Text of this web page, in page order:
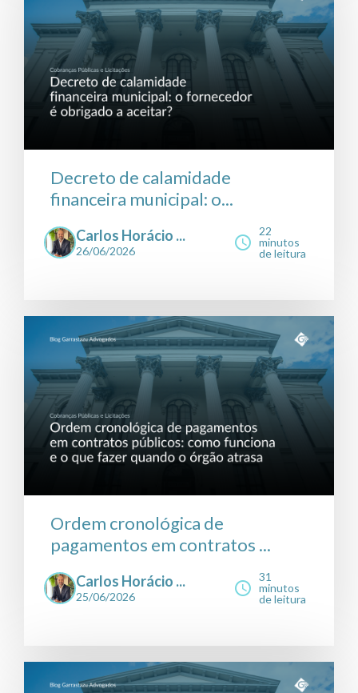
Decreto de calamidade
financeira municipal: o...
Carlos Horácio ...
26/06/2026
22
minutos
de leitura
Ordem cronológica de
pagamentos em contratos ...
Carlos Horácio ...
25/06/2026
31
minutos
de leitura